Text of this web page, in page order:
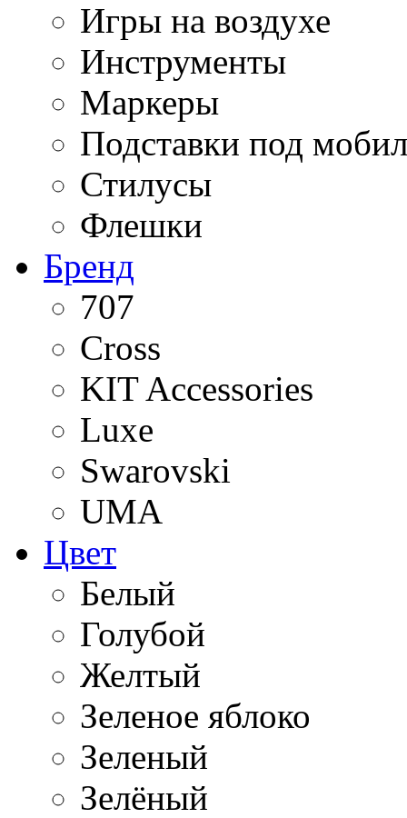
Игры на воздухе
Инструменты
Маркеры
Подставки под
Стилусы
Флешки
Бренд
707
Cross
KIT Accessories
Luxe
Swarovski
UMA
Цвет
Белый
Голубой
Желтый
Зеленое яблоко
Зеленый
Зелёный